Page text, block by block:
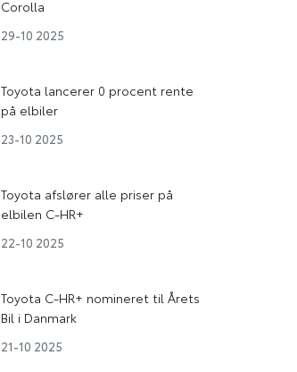
Corolla
29-10 2025
Toyota lancerer 0 procent rente
på elbiler
23-10 2025
Toyota afslører alle priser på
elbilen C-HR+
22-10 2025
Toyota C-HR+ nomineret til Årets
Bil i Danmark
21-10 2025